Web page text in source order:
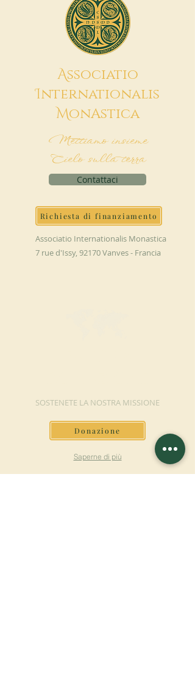
Associatio
Internationalis
MonAstica
Mettiamo insieme
Cielo sulla terra
Contattaci
Richiesta di finanziamento
Associatio Internationalis Monastica
7 rue d'Issy, 92170 Vanves - Francia
SOSTENETE LA NOSTRA MISSIONE
Donazione
Saperne di più